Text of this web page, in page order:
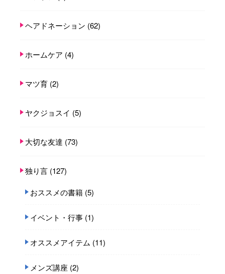
ヘアドネーション (62)
ホームケア (4)
マツ育 (2)
ヤクジョスイ (5)
大切な友達 (73)
独り言 (127)
おススメの書籍 (5)
イベント・行事 (1)
オススメアイテム (11)
メンズ講座 (2)